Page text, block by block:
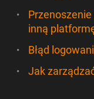
inną
Błąd
Jak